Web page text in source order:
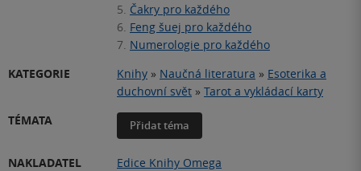
5. Čakry pro každého
6. Feng šuej pro každého
7. Numerologie pro každého
KATEGORIE
Knihy » Naučná literatura » Esoterika a
duchovní svět » Tarot a vykládací karty
TÉMATA
Přidat téma
NAKLADATEL
Edice Knihy Omega